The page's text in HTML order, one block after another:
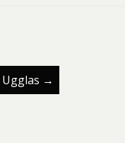
Ugglas →